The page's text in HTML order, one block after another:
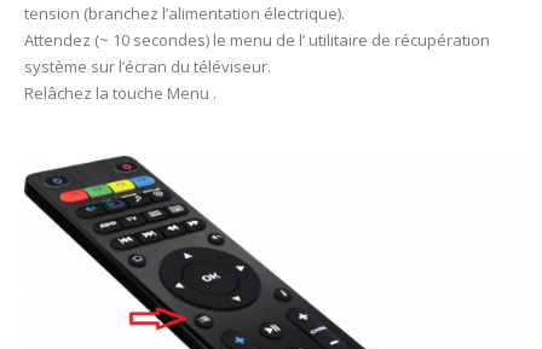
tension (branchez l’alimentation électrique).
Attendez (~ 10 secondes) le menu de l’ utilitaire de récupération
système sur l’écran du téléviseur.
Relâchez la touche Menu .